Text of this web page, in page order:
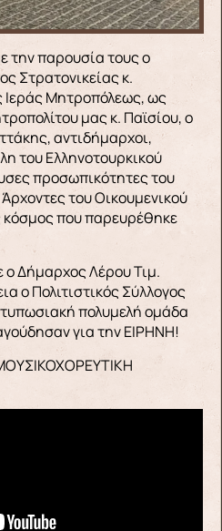
την παρουσία τους ο
Στρατονικείας κ.
Ιεράς Μητροπόλεως, ως
μας κ. Παϊσίου, ο
αντιδήμαρχοι,
του Ελληνοτουρκικού
προσωπικότητες του
του Οικουμενικού
κόσμος που παρευρέθηκε
Δήμαρχος Λέρου Τιμ.
ο Πολιτιστικός Σύλλογος
πολυμελή ομάδα
για την ΕΙΡΗΝΗ!